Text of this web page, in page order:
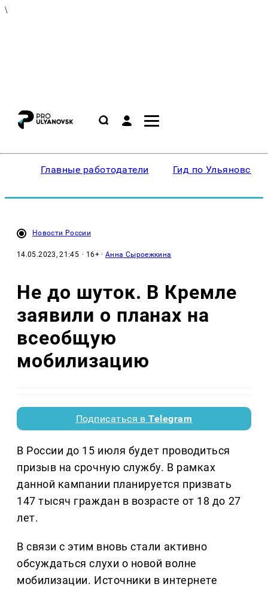
\
Главные работодатели Гид по Ульяновску
Новости России
14.05.2023, 21:45 · 16+ ·Анна Сыроежкина
Не до шуток. В Кремле
заявили о планах на
всеобщую
мобилизацию
Подписаться вTelegram
В России до 15 июля будет проводиться
призыв на срочную службу. В рамках
данной кампании планируется призвать
147 тысяч граждан в возрасте от 18 до 27
лет.
В связи с этим вновь стали активно
обсуждаться слухи о новой волне
мобилизации. Источники в интернете